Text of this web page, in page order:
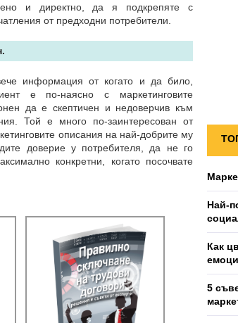
и директно, да я подкрепяте с
от предходни потребители.
информация от когато и да било,
е по-наясно с маркетинговите
да е скептичен и недоверчив към
Той е много по-заинтересован от
описания на най-добрите му
доверие у потребителя, да не го
конкретни, когато посочвате
Най-
Как
5